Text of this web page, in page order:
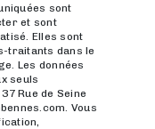
sont
et sont
Elles sont
traitants dans le
Les données
seuls
Rue de Seine
Vous